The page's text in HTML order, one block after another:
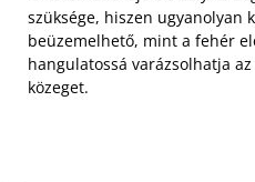
szüksége, hiszen ugyanolyan
beüzemelhető, mint a fehér
hangulatossá varázsolhatja
közeget.